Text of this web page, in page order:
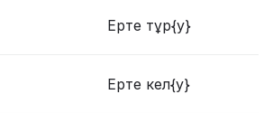
Ерте тұр{у}
Ерте кел{у}